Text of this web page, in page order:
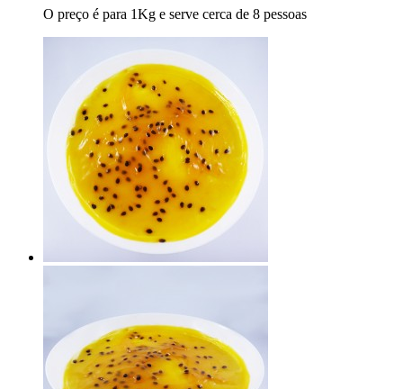
O preço é para 1Kg e serve cerca de 8 pessoas